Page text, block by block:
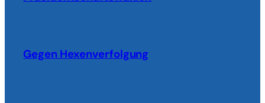
Gegen Hexenverfolgung